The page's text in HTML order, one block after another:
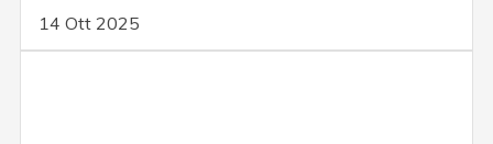
14 Ott 2025